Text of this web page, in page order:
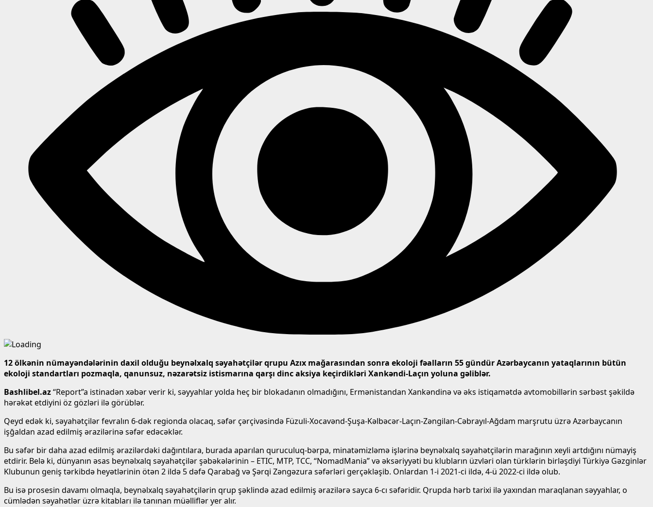
12 ölkənin nümayəndələrinin daxil olduğu beynəlxalq səyahətçilər qrupu Azıx mağarasından sonra ekoloji fəalların 55 gündür Azərbaycanın yataqlarının bütün
ekoloji standartları pozmaqla, qanunsuz, nəzarətsiz istismarına qarşı dinc aksiya keçirdikləri Xankəndi-Laçın yoluna gəliblər.
Bashlibel.az“Report”a istinadən xəbər verir ki, səyyahlar yolda heç bir blokadanın olmadığını, Ermənistandan Xankəndinə və əks istiqamətdə avtomobillərin sərbəst şəkildə
hərəkət etdiyini öz gözləri ilə görüblər.
Qeyd edək ki, səyahətçilər fevralın 6-dək regionda olacaq, səfər çərçivəsində Füzuli-Xocavənd-Şuşa-Kəlbəcər-Laçın-Zəngilan-Cəbrayıl-Ağdam marşrutu üzrə Azərbaycanın
işğaldan azad edilmiş ərazilərinə səfər edəcəklər.
Bu səfər bir daha azad edilmiş ərazilərdəki dağıntılara, burada aparılan quruculuq-bərpa, minatəmizləmə işlərinə beynəlxalq səyahətçilərin marağının xeyli artdığını nümayiş
etdirir. Belə ki, dünyanın əsas beynəlxalq səyahətçilər şəbəkələrinin – ETIC, MTP, TCC, “NomadMania” və əksəriyyəti bu klubların üzvləri olan türklərin birləşdiyi Türkiyə Gəzginlər
Klubunun geniş tərkibdə heyətlərinin ötən 2 ildə 5 dəfə Qarabağ və Şərqi Zəngəzura səfərləri gerçəkləşib. Onlardan 1-i 2021-ci ildə, 4-ü 2022-ci ildə olub.
Bu isə prosesin davamı olmaqla, beynəlxalq səyahətçilərin qrup şəklində azad edilmiş ərazilərə sayca 6-cı səfəridir. Qrupda hərb tarixi ilə yaxından maraqlanan səyyahlar, o
cümlədən səyahətlər üzrə kitabları ilə tanınan müəlliflər yer alır.